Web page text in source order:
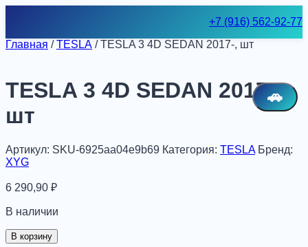
+7 (916) 562-92-77
🚗
Главная /TESLA / TESLA 3 4D SEDAN 2017-, шт
TESLA 3 4D SEDAN 2017-,
шт
Артикул: SKU-6925aa04e9b69 Категория: TESLA Бренд:
XYG
6 290,90 ₽
В наличии
Количество
В корзину